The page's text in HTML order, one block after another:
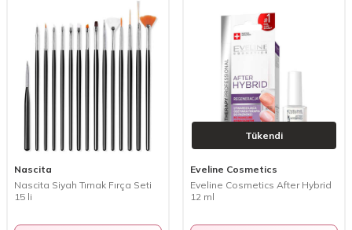
Nascita
Nascita Siyah Tırnak Fırça Seti
15 li
Tükendi
Eveline Cosmetics
Eveline Cosmetics After Hybrid
12 ml